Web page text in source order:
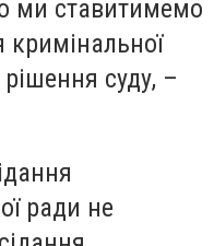
ми ставитимемо
суду, –
ради не